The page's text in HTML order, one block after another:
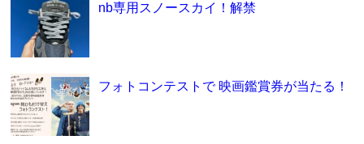
nb専用スノースカイ！解禁
フォトコンテストで 映画鑑賞券が当たる！